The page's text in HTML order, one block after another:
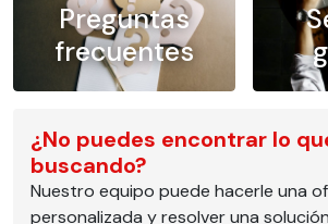
Preguntas
frecuentes
¿No puedes encontrar lo
buscando?
Nuestro equipo puede hacerle una
personalizada y resolver una